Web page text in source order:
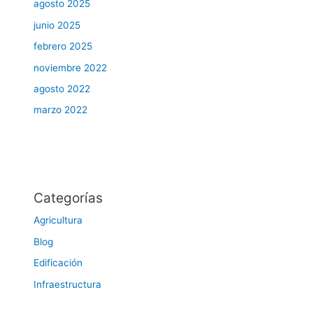
agosto 2025
junio 2025
febrero 2025
noviembre 2022
agosto 2022
marzo 2022
Categorías
Agricultura
Blog
Edificación
Infraestructura